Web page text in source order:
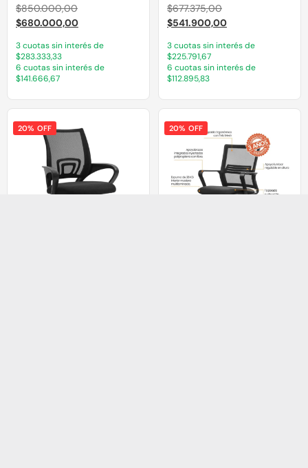
$850.000,00
$680.000,00
3 cuotas sin interés de
$283.333,33
6 cuotas sin interés de
$141.666,67
$677.375,00
$541.900,00
3 cuotas sin interés de
$225.791,67
6 cuotas sin interés de
$112.895,83
20% OFF 20% OFF